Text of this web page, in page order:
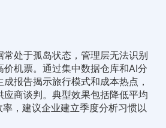
处于孤岛状态，管理层无法识别
机票。通过集中数据仓库和AI分
报告揭示旅行模式和成本热点，
商谈判。典型效果包括降低平均
，建议企业建立季度分析习惯以